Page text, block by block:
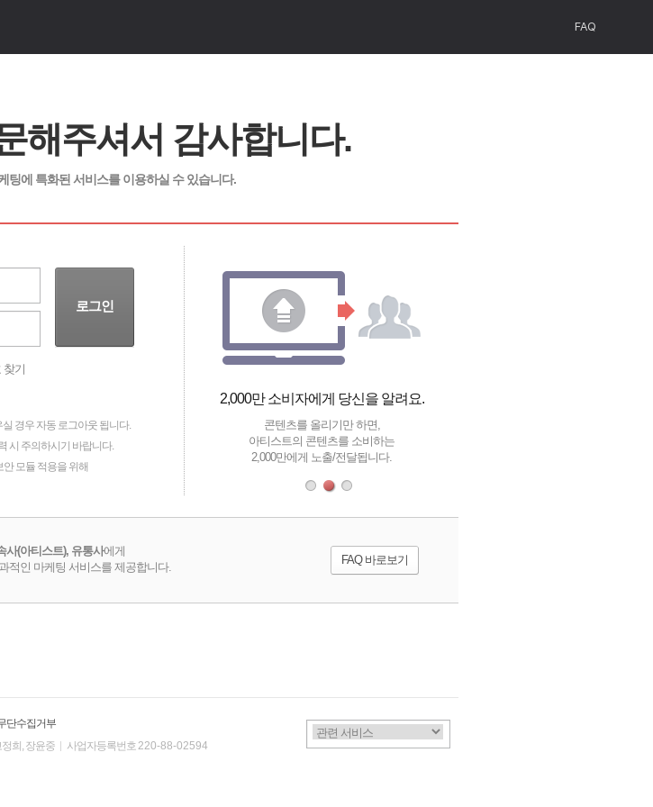
FAQ
해주셔서 감사합니다.
팅에 특화된 서비스를 이용하실 수 있습니다.
로그인
찾기
경우 자동 로그아웃 됩니다.
시 주의하시기 바랍니다.
모듈 적용을 위해
을 모을 필요 없어요.
텐츠를 이미 소비한 팬들과
2,000만 소비자에게 당신을 알려요.
콘텐츠를 올리기만 하면,
아티스트의 콘텐츠를 소비하는
2,000만에게 노출/전달됩니다.
사(아티스트), 유통사에게
적인 마케팅 서비스를 제공합니다.
FAQ 바로보기
단수집거부
희, 장윤중 사업자등록번호220-88-02594